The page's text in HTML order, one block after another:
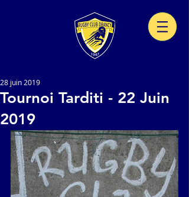
Tournoi Tarditi - 22 Juin
2019
28 juin 2019